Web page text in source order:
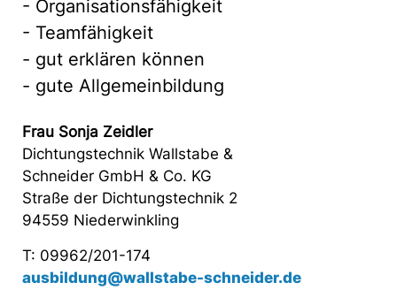
- Organisationsfähigkeit
- Teamfähigkeit
- gut erklären können
- gute Allgemeinbildung
Frau Sonja Zeidler
Dichtungstechnik Wallstabe &
Schneider GmbH & Co. KG
Straße der Dichtungstechnik 2
94559 Niederwinkling
T: 09962/201-174
ausbildung@wallstabe-schneider.de